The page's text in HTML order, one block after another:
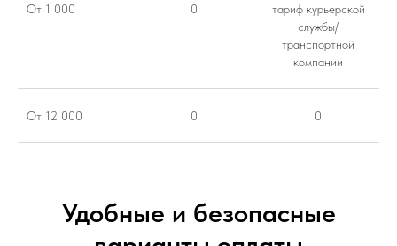
От 1 000 0
тариф курьерской
службы/
транспортной
компании
От 12 000 0 0
Удобные и безопасные